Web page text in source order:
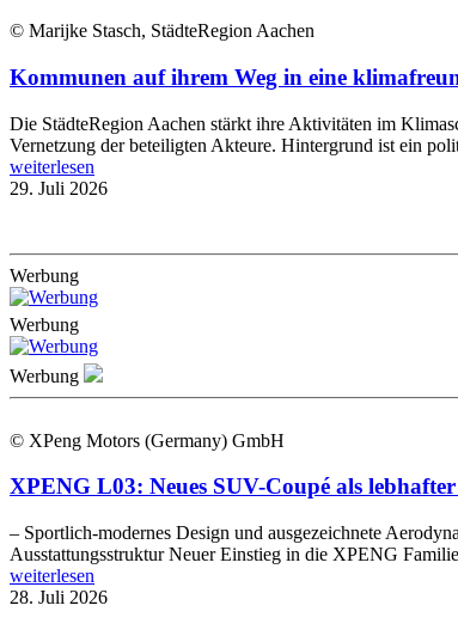
© Marijke Stasch, StädteRegion Aachen
Kommunen auf ihrem Weg in eine
Die StädteRegion Aachen stärkt ihre Aktivitäten im
Vernetzung der beteiligten Akteure. Hintergrund ist ein
weiterlesen
29. Juli 2026
Werbung
Werbung
Werbung
© XPeng Motors (Germany) GmbH
XPENG L03: Neues SUV-Coupé als
– Sportlich-modernes Design und ausgezeichnete
Ausstattungsstruktur Neuer Einstieg in die XPENG
weiterlesen
28. Juli 2026